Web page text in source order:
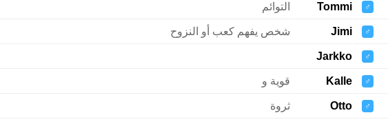
♂
Tommi التوائم
♂
Jimi شخص يفهم كعب أو النزوح
♂
Jarkko
♂
Kalle قوية و
♂
Otto ثروة